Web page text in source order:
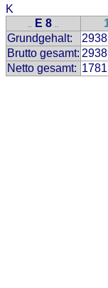
K
.. E 8 ..
Grundgehalt:
Brutto gesamt:
Netto gesamt: